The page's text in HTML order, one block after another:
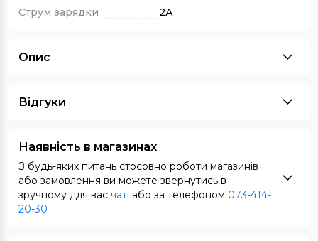
Струм зарядки
2А
Опис
Відгуки
Наявність в магазинах
З будь-яких питань стосовно роботи магазинів
або замовлення ви можете звернутись в
зручному для вас чаті або за телефоном 073-414-
20-30